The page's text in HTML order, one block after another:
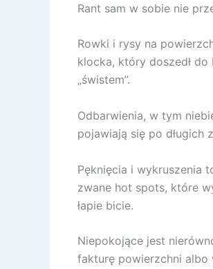
Rant sam w sobie nie
Rowki i rysy na
klocka, który doszedł
„świstem”.
Odbarwienia, w tym
pojawiają się po długich
Pęknięcia i wykruszenia
zwane hot spots, które
łapie bicie.
Niepokojące jest
fakturę powierzchni albo